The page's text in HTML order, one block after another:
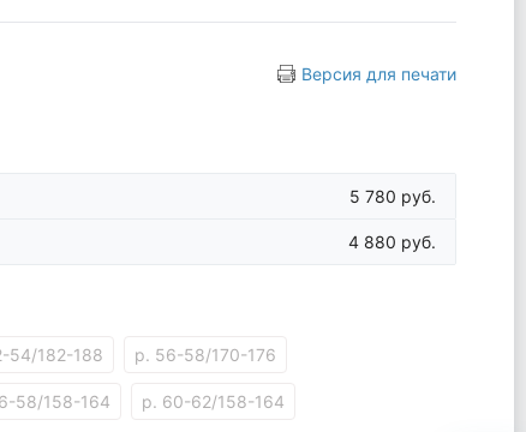
Версия для печати
5 780 руб.
4 880 руб.
54/182-188 р. 56-58/170-176
58/158-164 р. 60-62/158-164